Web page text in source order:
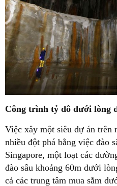
Công trình tỷ đô dưới lòng
Việc xây một siêu dự án trên
nhiều đột phá bằng việc đào
Singapore, một loạt các
đào sâu khoảng 60m dưới
cả các trung tâm mua sắm